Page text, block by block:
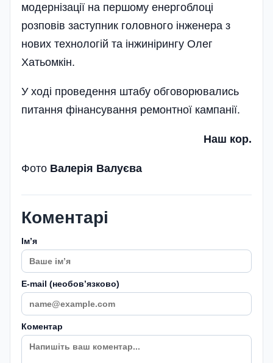
модернізації на першому енергоблоці
розповів заступник головного інженера з
нових технологій та інжинірингу Олег
Хатьомкін.
У ході проведення штабу обговорювались
питання фінансування ремонтної кампанії.
Наш кор.
Фото Валерія Валуєва
Коментарі
Імʼя
E-mail (необовʼязково)
Коментар